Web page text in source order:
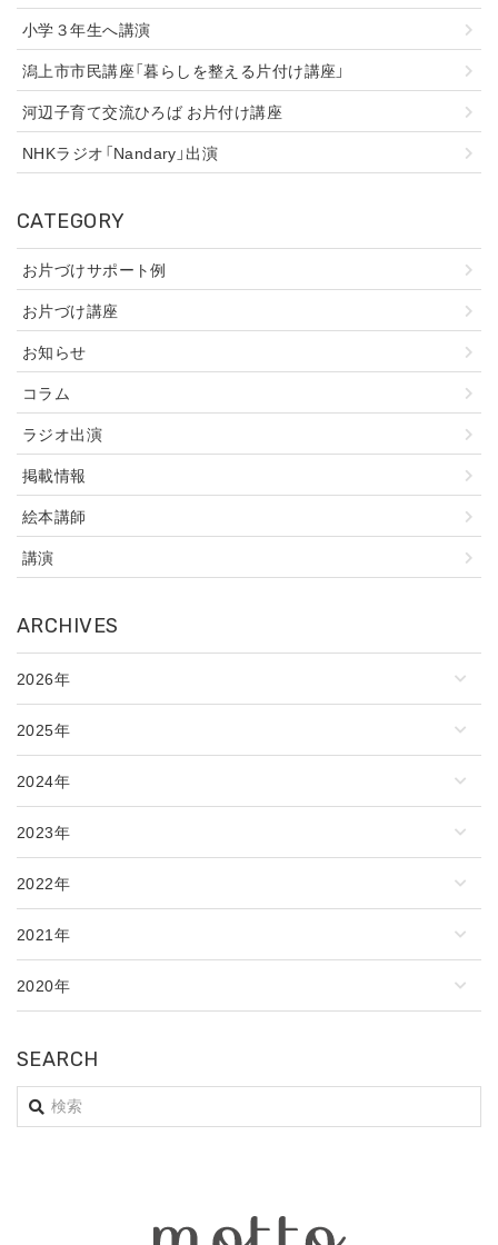
小学３年生へ講演
潟上市市民講座「暮らしを整える片付け講座」
河辺子育て交流ひろば お片付け講座
NHKラジオ「Nandary」出演
CATEGORY
お片づけサポート例
お片づけ講座
お知らせ
コラム
ラジオ出演
掲載情報
絵本講師
講演
ARCHIVES
2026年
2025年
2024年
2023年
2022年
2021年
2020年
SEARCH